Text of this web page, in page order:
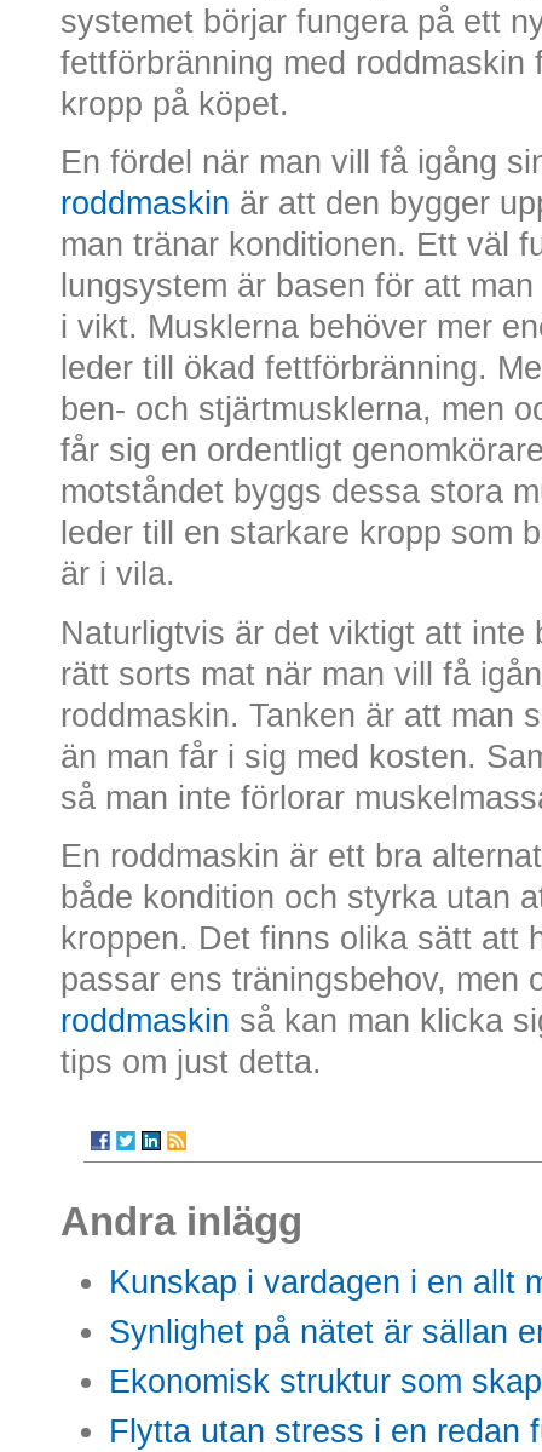
systemet börjar fungera på ett
fettförbränning med roddmaskin
kropp på köpet.
En fördel när man vill få igång
roddmaskin är att den bygger
man tränar konditionen. Ett väl
lungsystem är basen för att
i vikt. Musklerna behöver mer
leder till ökad fettförbränning.
ben- och stjärtmusklerna, men
får sig en ordentligt
motståndet byggs dessa stora
leder till en starkare kropp som
är i vila.
Naturligtvis är det viktigt att inte
rätt sorts mat när man vill få
roddmaskin. Tanken är att man
än man får i sig med kosten.
så man inte förlorar
En roddmaskin är ett bra
både kondition och styrka utan
kroppen. Det finns olika sätt att
passar ens träningsbehov, men
roddmaskin så kan man klicka
tips om just detta.
Andra inlägg
Kunskap i vardagen i en allt
Synlighet på nätet är sällan
Ekonomisk struktur som
Flytta utan stress i en redan